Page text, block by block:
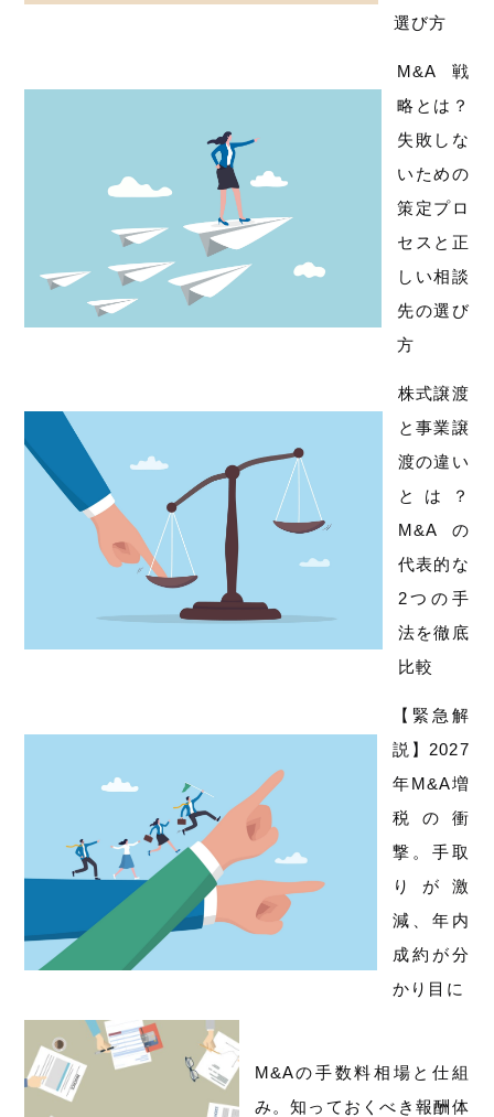
選び方
M&A戦
略とは？
失敗しな
いための
策定プロ
セスと正
しい相談
先の選び
方
株式譲渡
と事業譲
渡の違い
とは？
M&Aの
代表的な
2つの手
法を徹底
比較
【緊急解
説】2027
年M&A増
税の衝
撃。手取
りが激
減、年内
成約が分
かり目に
M&Aの手数料相場と仕組
み。知っておくべき報酬体